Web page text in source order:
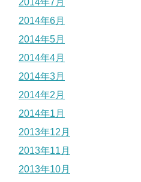
2014年7月
2014年6月
2014年5月
2014年4月
2014年3月
2014年2月
2014年1月
2013年12月
2013年11月
2013年10月